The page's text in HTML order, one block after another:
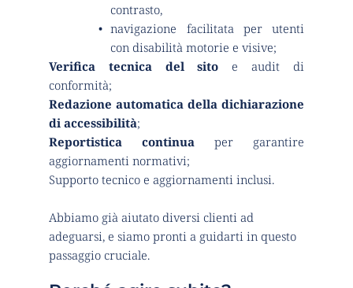
contrasto,
navigazione facilitata per utenti
con disabilità motorie e visive;
Verifica tecnica del sito e audit di
conformità;
Redazione automatica della dichiarazione
di accessibilità;
Reportistica continua per garantire
aggiornamenti normativi;
Supporto tecnico e aggiornamenti inclusi.
Abbiamo già aiutato diversi clienti ad
adeguarsi, e siamo pronti a guidarti in questo
passaggio cruciale.